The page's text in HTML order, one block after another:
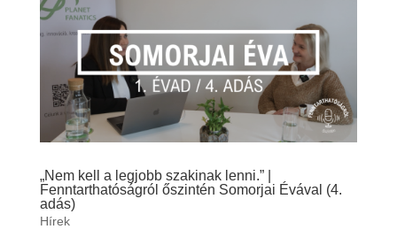
„Nem kell a legjobb szakinak lenni.” |
Fenntarthatóságról őszintén Somorjai Évával (4.
adás)
Hírek